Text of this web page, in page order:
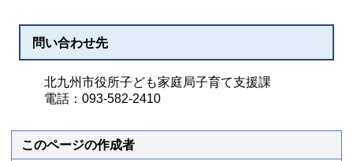
問い合わせ先
北九州市役所子ども家庭局子育て支援課
電話：093-582-2410
このページの作成者